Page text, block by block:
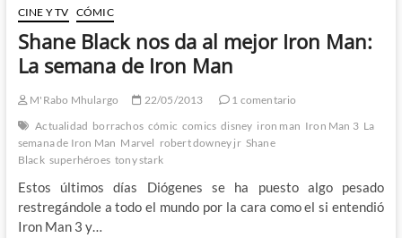
ese
clasico
del
de
La
semana
de
Man
CINE Y TV CÓMIC
Shane Black nos da al mejor Iron Man:
La semana de Iron Man
M'Rabo Mhulargo 22/05/2013
1 comentario
Actualidad borrachos cómic comics disney iron man Iron Man 3 La
semana de Iron Man Marvel robert downey jr Shane
Black superhéroes tony stark
Estos últimos días Diógenes se ha puesto algo pesado
restregándole a todo el mundo por la cara como el si entendió
Iron Man 3 y…